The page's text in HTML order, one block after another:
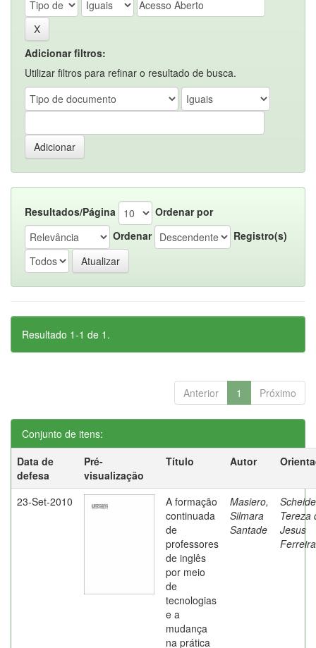
Adicionar filtros:
Utilizar filtros para refinar o resultado de busca.
Resultados/Página
Ordenar por
Ordenar
Registro(s)
Resultado 1-1 de 1.
Anterior 1 Próximo
Conjunto de itens:
Data de
defesa
Pré-
visualização
Título Autor
23-Set-2010
A formação
continuada
de
professores
de inglês
por meio
de
tecnologias
e a
mudança
na prática
Masiero,
Silmara
Santade
Tereza
Jesus
Ferreira